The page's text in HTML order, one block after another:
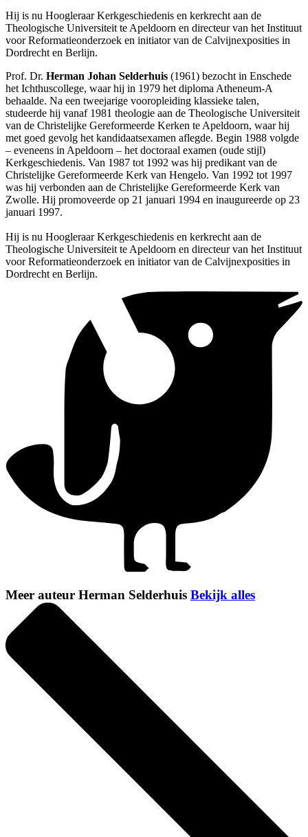
Hij is nu Hoogleraar Kerkgeschiedenis en kerkrecht aan de
Theologische Universiteit te Apeldoorn en directeur van het Instituut
voor Reformatieonderzoek en initiator van de Calvijnexposities in
Dordrecht en Berlijn.
Prof. Dr. Herman Johan Selderhuis (1961) bezocht in Enschede
het Ichthuscollege, waar hij in 1979 het diploma Atheneum-A
behaalde. Na een tweejarige vooropleiding klassieke talen,
studeerde hij vanaf 1981 theologie aan de Theologische Universiteit
van de Christelijke Gereformeerde Kerken te Apeldoorn, waar hij
met goed gevolg het kandidaatsexamen aflegde. Begin 1988 volgde
– eveneens in Apeldoorn – het doctoraal examen (oude stijl)
Kerkgeschiedenis. Van 1987 tot 1992 was hij predikant van de
Christelijke Gereformeerde Kerk van Hengelo. Van 1992 tot 1997
was hij verbonden aan de Christelijke Gereformeerde Kerk van
Zwolle. Hij promoveerde op 21 januari 1994 en inaugureerde op 23
januari 1997.
Hij is nu Hoogleraar Kerkgeschiedenis en kerkrecht aan de
Theologische Universiteit te Apeldoorn en directeur van het Instituut
voor Reformatieonderzoek en initiator van de Calvijnexposities in
Dordrecht en Berlijn.
Meer auteur Herman Selderhuis Bekijk alles